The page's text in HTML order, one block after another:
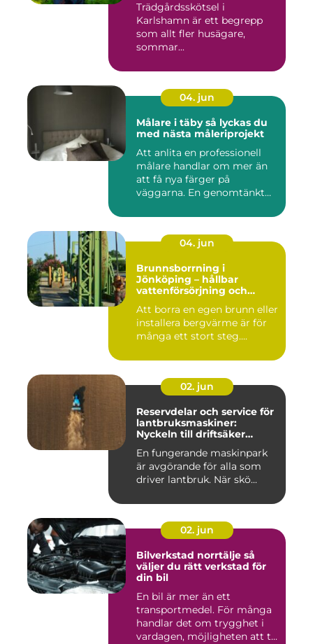
Trädgårdsskötsel i
Karlshamn är ett begrepp
som allt fler husägare,
sommar...
04. jun
Målare i täby så lyckas du
med nästa måleriprojekt
Att anlita en professionell
målare handlar om mer än
att få nya färger på
väggarna. En genomtänkt
04. jun
Brunnsborrning i
Jönköping – hållbar
vattenförsörjning och
Att borra en egen brunn eller
installera bergvärme är för
många ett stort steg....
02. jun
Reservdelar och service för
lantbruksmaskiner:
Nyckeln till driftsäker
En fungerande maskinpark
är avgörande för alla som
driver lantbruk. När skö...
02. jun
Bilverkstad norrtälje så
väljer du rätt verkstad för
din bil
En bil är mer än ett
transportmedel. För många
handlar det om trygghet i
vardagen, möjligheten att t...